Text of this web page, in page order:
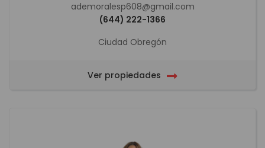
ademoralesp608@gmail.com
(644) 222-1366
Ciudad Obregón
Ver propiedades